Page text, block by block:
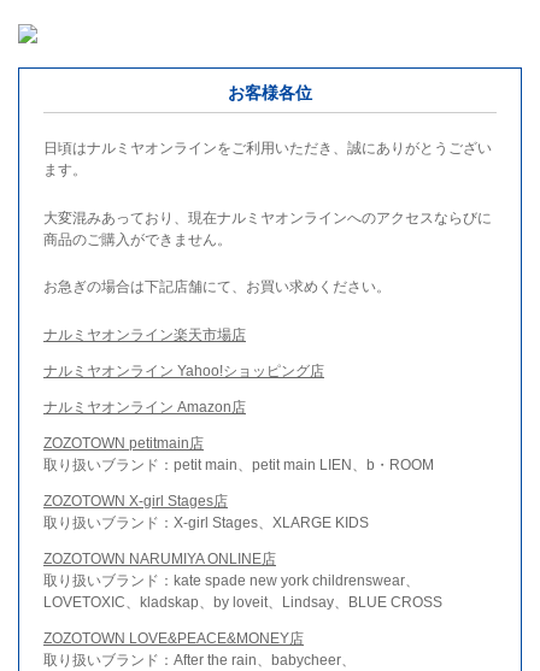
お客様各位
日頃はナルミヤオンラインをご利用いただき、誠にありがとうござい
ます。
大変混みあっており、現在ナルミヤオンラインへのアクセスならびに
商品のご購入ができません。
お急ぎの場合は下記店舗にて、お買い求めください。
ナルミヤオンライン楽天市場店
ナルミヤオンライン Yahoo!ショッピング店
ナルミヤオンライン Amazon店
ZOZOTOWN petitmain店
取り扱いブランド：petit main、petit main LIEN、b・ROOM
ZOZOTOWN X-girl Stages店
取り扱いブランド：X-girl Stages、XLARGE KIDS
ZOZOTOWN NARUMIYA ONLINE店
取り扱いブランド：kate spade new york childrenswear、
LOVETOXIC、kladskap、by loveit、Lindsay、BLUE CROSS
ZOZOTOWN LOVE&PEACE&MONEY店
取り扱いブランド：After the rain、babycheer、